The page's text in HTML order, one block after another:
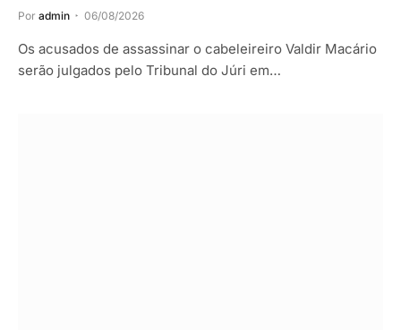
Por admin 06/08/2026
Os acusados de assassinar o cabeleireiro Valdir Macário
serão julgados pelo Tribunal do Júri em…